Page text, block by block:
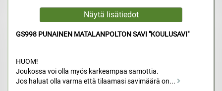
GS998 PUNAINEN MATALANPOLTON SAVI "KOULUSAVI"
HUOM!
Joukossa voi olla myös karkeampaa samottia.
Jos haluat olla varma että tilaamasi savimäärä on...